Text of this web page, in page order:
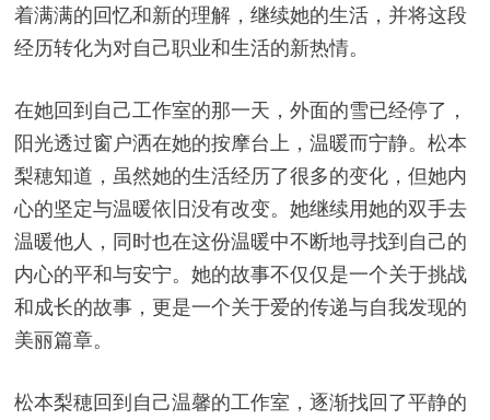
着满满的回忆和新的理解，继续她的生活，并将这段
经历转化为对自己职业和生活的新热情。
在她回到自己工作室的那一天，外面的雪已经停了，
阳光透过窗户洒在她的按摩台上，温暖而宁静。松本
梨穂知道，虽然她的生活经历了很多的变化，但她内
心的坚定与温暖依旧没有改变。她继续用她的双手去
温暖他人，同时也在这份温暖中不断地寻找到自己的
内心的平和与安宁。她的故事不仅仅是一个关于挑战
和成长的故事，更是一个关于爱的传递与自我发现的
美丽篇章。
松本梨穂回到自己温馨的工作室，逐渐找回了平静的